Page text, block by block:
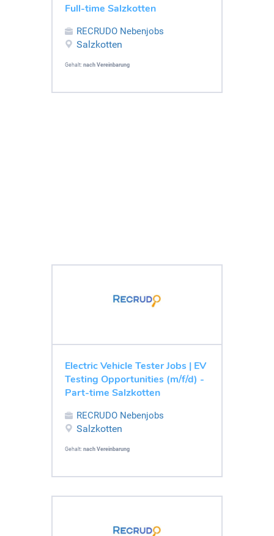
Full-time Salzkotten
RECRUDO Nebenjobs
Salzkotten
Gehalt: nach Vereinbarung
Electric Vehicle Tester Jobs | EV
Testing Opportunities (m/f/d) -
Part-time Salzkotten
RECRUDO Nebenjobs
Salzkotten
Gehalt: nach Vereinbarung